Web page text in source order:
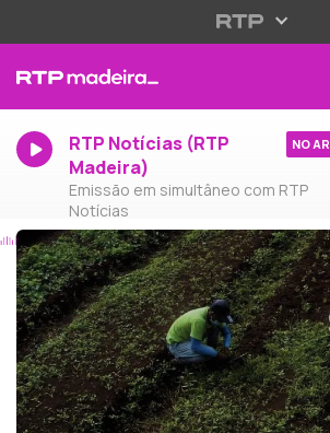
RTP Notícias (RTP
Madeira)
Emissão em simultâneo com RTP
Notícias
NO AR